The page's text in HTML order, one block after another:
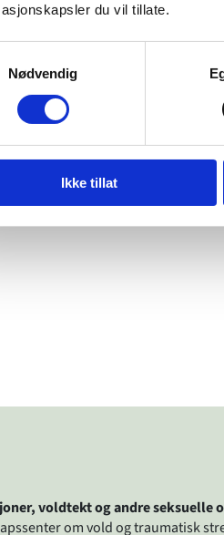
du vil tillate.
Nødvendig
Ikke tillat
på dinutvei.no
voldtekt og andre seksuelle
om vold og traumatisk